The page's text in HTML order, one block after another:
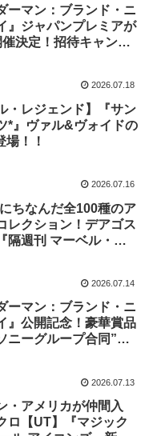
ーマン：ブランド・ニ
』ジャパンプレミアが
決定！招待キャンペ
2026.07.18
・レジェンド】『サン
*』ヴァル&ヴォイドの
！！
2026.07.16
ちなんだ全100種のア
レクション！デアゴス
隔週刊 マーベル・ム
2026.07.14
ーマン：ブランド・ニ
』公開記念！豪華賞品
ニーグループ合同”We
2026.07.13
・アメリカが仲間入
ロ【UT】『マジック